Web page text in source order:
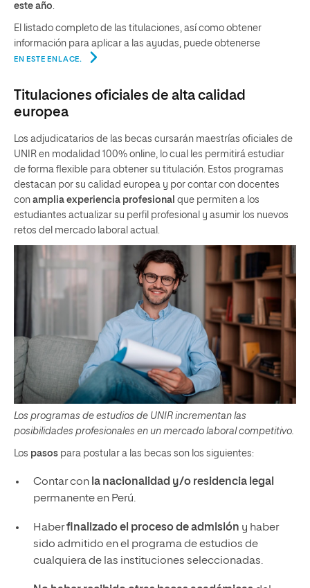
este año
El listado completo de las titulaciones, así como obtener
información para aplicar a las ayudas, puede obtenerse
EN ESTE ENLACE.
Titulaciones oficiales de alta calidad
europea
Los adjudicatarios de las becas cursarán maestrías oficiales de
UNIR en modalidad 100% online, lo cual les permitirá estudiar
de forma flexible para obtener su titulación. Estos programas
destacan por su calidad europea y por contar con docentes
con amplia experiencia profesional que permiten a los
estudiantes actualizar su perfil profesional y asumir los nuevos
retos del mercado laboral actual.
Los programas de estudios de UNIR incrementan las
posibilidades profesionales en un mercado laboral competitivo.
Los pasos para postular a las becas son los siguientes:
Contar con la nacionalidad y/o residencia legal
permanente en Perú.
Haberfinalizado el proceso de admisión y haber
sido admitido en el programa de estudios de
cualquiera de las instituciones seleccionadas.